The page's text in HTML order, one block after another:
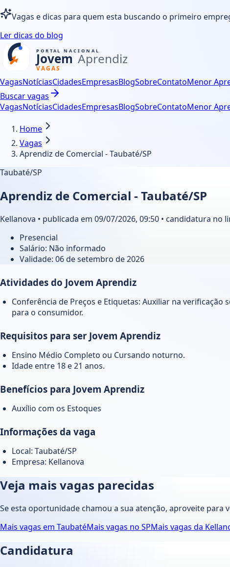
Vagas e dicas para quem esta buscando o primeiro
Ler dicas do blog
VagasNotíciasCidadesEmpresasBlogSobreContatoMenor
Buscar vagas
VagasNotíciasCidadesEmpresasBlogSobreContatoMenor
Home
Vagas
Aprendiz de Comercial - Taubaté/SP
Taubaté/SP
Aprendiz de Comercial - Taubaté/SP
Kellanova • publicada em 09/07/2026, 09:50 • candidatura no
Presencial
Salário: Não informado
Validade: 06 de setembro de 2026
Atividades do Jovem Aprendiz
Conferência de Preços e Etiquetas: Auxiliar na
para o consumidor.
Requisitos para ser Jovem Aprendiz
Ensino Médio Completo ou Cursando noturno.
Idade entre 18 e 21 anos.
Benefícios para Jovem Aprendiz
Auxílio com os Estoques
Informações da vaga
Local: Taubaté/SP
Empresa: Kellanova
Veja mais vagas parecidas
Se esta oportunidade chamou a sua atenção, aproveite para
Mais vagas em TaubatéMais vagas no SPMais vagas da
Candidatura